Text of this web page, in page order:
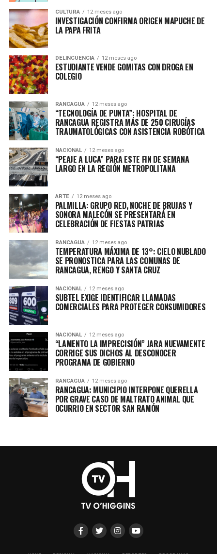
CULTURA 12 meses ago
INVESTIGACIÓN CONFIRMA ORIGEN MAPUCHE DE
LA PAPA FRITA
DELINCUENCIA 12 meses ago
ESTUDIANTE VENDE GOMITAS CON DROGA EN
COLEGIO
RANCAGUA 12 meses ago
“TECNOLOGÍA DE PUNTA”: HOSPITAL DE
RANCAGUA REGISTRA MÁS DE 250 CIRUGÍAS
TRAUMATOLÓGICAS CON ASISTENCIA ROBÓTICA
NACIONAL 12 meses ago
“PEAJE A LUCA” PARA ESTE FIN DE SEMANA
LARGO EN LA REGIÓN METROPOLITANA
ARTE 12 meses ago
PALMILLA: GRUPO RED, NOCHE DE BRUJAS Y
SONORA MALECÓN SE PRESENTARÁ EN
CELEBRACIÓN DE FIESTAS PATRIAS
RANCAGUA 12 meses ago
TEMPERATURA MÁXIMA DE 13°: CIELO NUBLADO
SE PRONOSTICA PARA LAS COMUNAS DE
RANCAGUA, RENGO Y SANTA CRUZ
NACIONAL 12 meses ago
SUBTEL EXIGE IDENTIFICAR LLAMADAS
COMERCIALES PARA PROTEGER CONSUMIDORES
NACIONAL 12 meses ago
“LAMENTO LA IMPRECISIÓN” JARA NUEVAMENTE
CORRIGE SUS DICHOS AL DESCONOCER
PROGRAMA DE GOBIERNO
RANCAGUA 12 meses ago
RANCAGUA: MUNICIPIO INTERPONE QUERELLA
POR GRAVE CASO DE MALTRATO ANIMAL QUE
OCURRIO EN SECTOR SAN RAMÓN